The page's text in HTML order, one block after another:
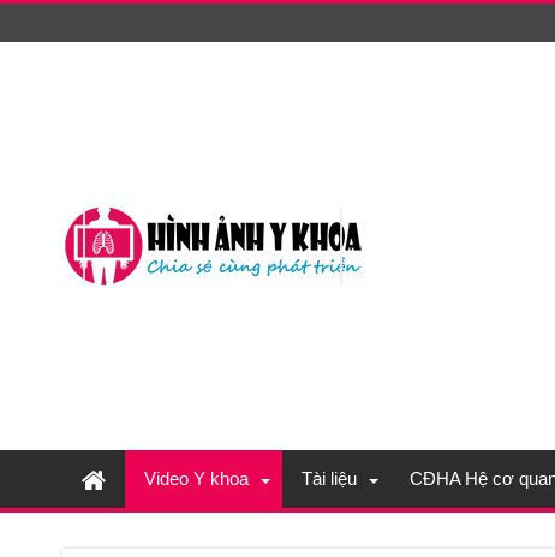
Video Y khoa Tài liệu CĐHA Hệ cơ